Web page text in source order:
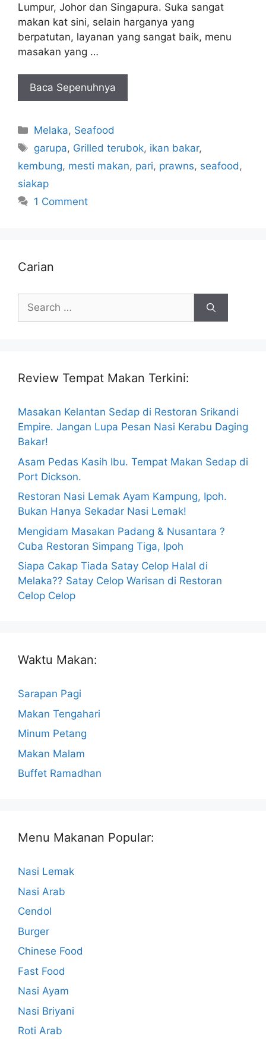
Lumpur, Johor dan Singapura. Suka sangat
makan kat sini, selain harganya yang
berpatutan, layanan yang sangat baik, menu
masakan yang …
Baca Sepenuhnya
Categories
Melaka, Seafood
Tags
garupa, Grilled terubok, ikan bakar,
kembung, mesti makan, pari, prawns, seafood,
siakap
1 Comment
Carian
Search
for:
Review Tempat Makan Terkini:
Masakan Kelantan Sedap di Restoran Srikandi
Empire. Jangan Lupa Pesan Nasi Kerabu Daging
Bakar!
Asam Pedas Kasih Ibu. Tempat Makan Sedap di
Port Dickson.
Restoran Nasi Lemak Ayam Kampung, Ipoh.
Bukan Hanya Sekadar Nasi Lemak!
Mengidam Masakan Padang & Nusantara ?
Cuba Restoran Simpang Tiga, Ipoh
Siapa Cakap Tiada Satay Celop Halal di
Melaka?? Satay Celop Warisan di Restoran
Celop Celop
Waktu Makan:
Sarapan Pagi
Makan Tengahari
Minum Petang
Makan Malam
Buffet Ramadhan
Menu Makanan Popular:
Nasi Lemak
Nasi Arab
Cendol
Burger
Chinese Food
Fast Food
Nasi Ayam
Nasi Briyani
Roti Arab